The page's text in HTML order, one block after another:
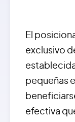
El
exclusivo
pequeñas
efectiva